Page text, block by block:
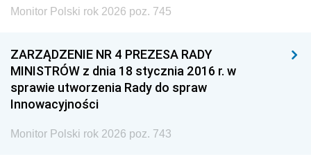
Monitor Polski rok 2026 poz. 745
ZARZĄDZENIE NR 4 PREZESA RADY
MINISTRÓW z dnia 18 stycznia 2016 r. w
sprawie utworzenia Rady do spraw
Innowacyjności
Monitor Polski rok 2026 poz. 743